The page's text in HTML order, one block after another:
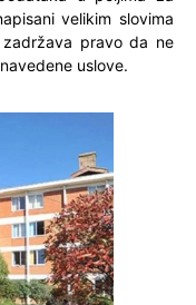
velikim slovima
pravo da ne
uslove.